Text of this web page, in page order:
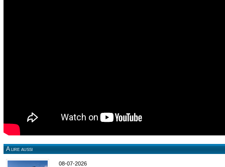
A lire aussi
08-07-2026